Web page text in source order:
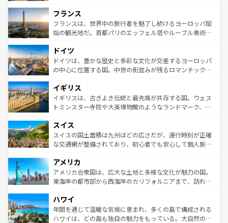
ませてくれるイタリアで、忘れられない旅をしてみよう！
なお、新着のイタリア情報はコンテンツ一覧 を参照してほ
しい。
文化が根付くこの国では、情熱的なフラメンコ、熱気あふ
れる闘牛、そして美味しいタパスが生活の一部となってい
る。首都マドリードの洗練された雰囲気や、バルセロナの
の城塞都市、穏やかなビーチリゾートまで多彩な表情を見
せる。地方によって風土や気候が異なるスペインはその個
性で訪れる人を魅了する。 なお、新着のスペイン情報はコ
フランス
フランスは、世界中の旅行者を魅了し続けるヨーロッパ屈
指の観光地だ。首都パリのエッフェル塔やルーブル美術館
で、幅広い魅力が詰まっている。華麗な宮殿、歴史的な大
聖堂、美しいビーチ、そして豊かな自然が、訪れる者を心
から魅了する。また、フランスは美食の国としても知ら
いる。シャンパンの発祥地であるランス、プロヴァンスの
香り高いラベンダー畑など、多彩な楽しみ方が可能だ。さ
らに、パリ以外の地域にも魅力が溢れており、どの街角に
れる地方に足を運ぶとそれぞれで全く異なる文化を体験で
きるだろう。 なお、新着のフランス情報はコンテンツ一覧
を参照してほしい。
ドイツ
ドイツは、豊かな歴史と多彩な文化が交差するヨーロッパ
の中心に位置する国。中世の街並みが残るロマンチック街
顔を持つこの国は、どこを歩いても飽きることがない。ベ
ルリンの文化的活気、バイエルン州のアルプスの絶景、そ
してライン川沿いのワイン畑といった風景は必見。ビール
は、お酒好きな人にはぜひ体験してほしい。 なお、新着の
ドイツ情報はコンテンツ一覧を参照してほしい。
イギリス
イギリスは、古きよき伝統と最先端が共存する国。ウェス
トミンスター寺院や大英博物館のようなランドマーク、歴
リアごとに異なる魅力がある。また、優雅なアフタヌーン
ティー、ビール好きにはたまらない英国パブ、サッカー観
戦など、本場だからこそできる体験も豊富。イギリスを旅
ンツ一覧を参照してほしい。
スイス
スイスの国土面積は九州ほどの広さだが、運行時刻が正確
な交通網が整備されており、初心者でも安心して個人旅行
の建物がそのまま残る町や、スイスならではのユニークな
博物館もあり、アルプス観光だけでなく町歩きも満喫する
ことができる。国民の所得が高いため物価も高いが、旅行
ば市内交通費無料で観光を楽しむこともできる。 なお、新
着のスイス情報はコンテンツ一覧 を参照してほしい。
アメリカ
アメリカ合衆国は、広大な土地と多様な文化が魅力の国。
東海岸の都市部から西海岸のカリフォルニアまで、訪れる
のような巨大都市は、観光、ショッピング、エンターテイ
ンメントが詰まった刺激的なスポットだ。一方、アメリカ
西部には大自然が広がり、グランドキャニオンやイエロー
ハワイ
年間を通じて温暖な気候に恵まれ、多くの島で構成される
ハワイは、どの島も独自の魅力をもっている。大自然の神